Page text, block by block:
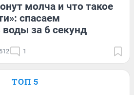
молча и что такое
спасаем
за 6 секунд
512 1
ТОП 5